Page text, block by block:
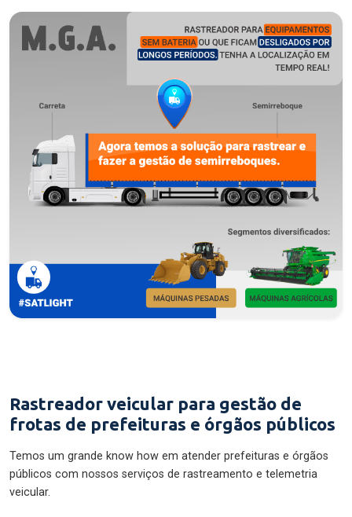
Rastreador veicular para gestão de
frotas de prefeituras e órgãos públicos
Temos um grande know how em atender prefeituras e órgãos
públicos com nossos serviços de rastreamento e telemetria
veicular.